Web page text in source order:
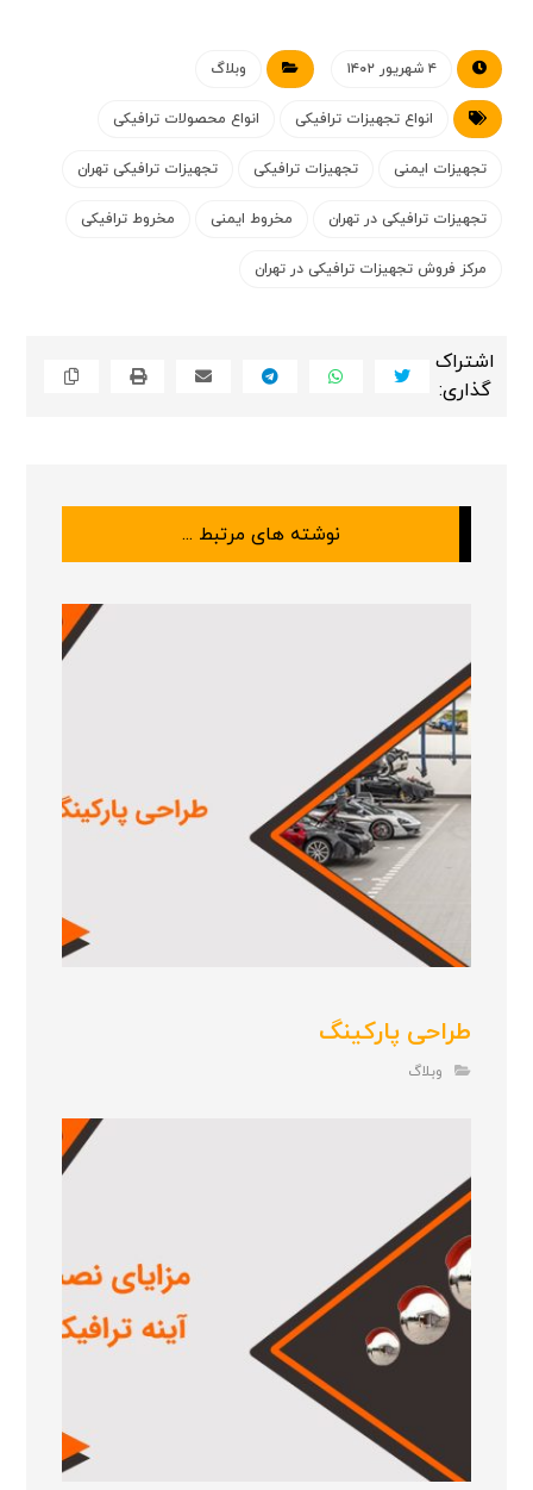
۴ شهریور ۱۴۰۲ وبلاگ
انواع تجهیزات ترافیکی انواع محصولات ترافیکی
تجهیزات ایمنی تجهیزات ترافیکی تجهیزات ترافیکی تهران
تجهیزات ترافیکی در تهران مخروط ایمنی مخروط ترافیکی
مرکز فروش تجهیزات ترافیکی در تهران
نوشته های مرتبط ...
طراحی پارکینگ
وبلاگ